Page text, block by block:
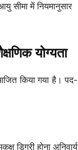
सीमा में नियमानुसार
योग्यता
किया गया है। पद-
होना अनिवार्य